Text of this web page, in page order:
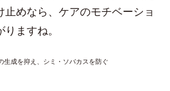
止めなら、ケアのモチベーショ
ますね。
生成を抑え、シミ・ソバカスを防ぐ